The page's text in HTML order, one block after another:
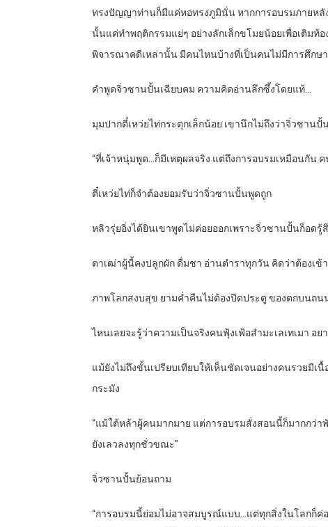
ทรงปัญญาท่านก็มีแค่หอทรงภูมินั่น หากการอบรมภายห
นั้นแค่ทำพฤติกรรมแย่ๆ อย่างลักเล็กขโมยน้อยเพื่อเติมท้
พิจารณาคดีเหล่านั้น มีคนไหนบ้างที่เป็นคนไม่มีการศึกษ
คำพูดจิ่วซานปั้นเฉียบคม ความคิดอ่านลึกซึ้งโดยแท้…
มุมปากตี๋เหว่ยไท่กระตุกเล็กน้อย เขานึกไม่ถึงว่าจิ่วซา
“ที่เจ้าหนุ่มพูด…ก็มีเหตุผลจริง แต่ถึงการอบรมเหมือนกั
ตี๋เหว่ยไท่ก็จำต้องยอมรับว่าจิ่วซานปั้นพูดถูก
หลิวรุ่ยอิ่งได้ยินเขาพูดไม่ค่อยออกเพราะจิ่วซานปั้นก็อด
ตาเฒ่าผู้นี้คงปลูกผัก ดื่มชา อ่านตำราทุกวัน คิดว่าต้องเ
ภาพโลกสงบสุข ยามค่ำคืนไม่ต้องปิดประตู ของตกบนถ
ไหนเลยจะรู้ว่าความเป็นจริงคนฟุ้งเฟ้อสำมะเลเทเมา
แม้ยังไม่ถึงขั้นเปรียบเทียบให้เห็นชัดเจนอย่างคนรวย
กระมัง
“แม้ใต้หล้าผู้คนมากมาย แต่การอบรมสั่งสอนนี้ก็มากกว่
ยังเลวลงทุกชั่วขณะ”
จิ่วซานปั้นย้อนถาม
“การอบรมนี้ย่อมไม่อาจสมบูรณ์แบบ…แต่ทุกสิ่งในโลกก็